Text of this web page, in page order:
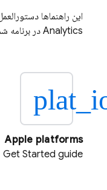
این راهنماها
Analyticsدر برنامه
Apple platforms
Get Started guide